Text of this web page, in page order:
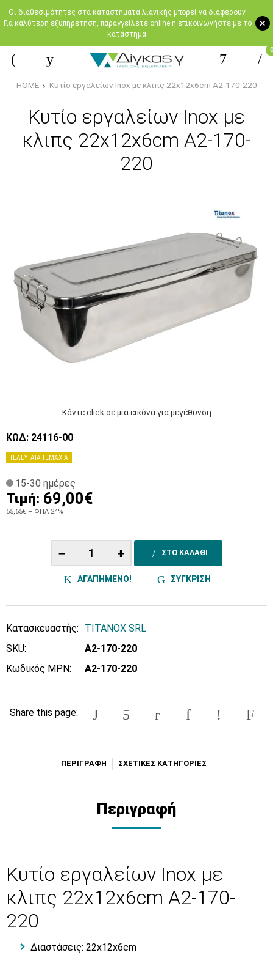
+
Oι διαθεσιμότητες στα καταστήματα λιανικής μπορεί να διαφέρουν.
Για καλύτερη εξυπηρέτηση, παραγγείλετε online ή επικοινωνήστε με το
κατάστημα.
0
HOME Κυτίο εργαλείων Inox με κλιπς 22x12x6cm A2-170-220
Κυτίο εργαλείων Inox με
κλιπς 22x12x6cm A2-170-
220
Κάντε click σε μια εικόνα για μεγέθυνση
ΤΕΛΕΥΤΑΙΑ ΤΕΜΑΧΙΑ
ΚΩΔ: 24116-00
15-30 ημέρες
Τιμή: 69,00€
55,65€ + ΦΠΑ 24%
− + ΣΤΟ ΚΑΛΑΘΙ
ΑΓΑΠΗΜΕΝΟ! ΣΥΓΚΡΙΣΗ
Κατασκευαστής:
TITANOX SRL
SKU:
A2-170-220
Κωδικός MPN:
A2-170-220
Share this page:
ΠΕΡΙΓΡΑΦΗ ΣΧΕΤΙΚΕΣ ΚΑΤΗΓΟΡΙΕΣ
Περιγραφή
Κυτίο εργαλείων Inox με
κλιπς 22x12x6cm A2-170-
220
Διαστάσεις: 22x12x6cm